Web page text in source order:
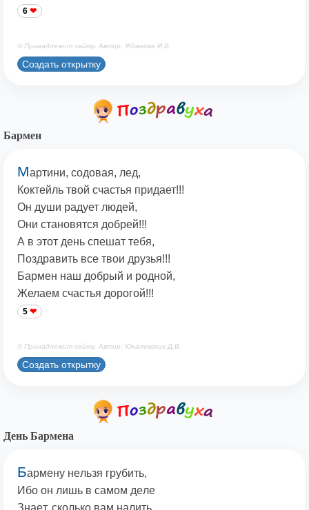
6
© Принадлежит сайту. Автор: Жданова И.В.
Создать открытку
Бармен
Мартини, содовая, лед,
Коктейль твой счастья придает!!!
Он души радует людей,
Они становятся добрей!!!
А в этот день спешат тебя,
Поздравить все твои друзья!!!
Бармен наш добрый и родной,
Желаем счастья дорогой!!!
5
© Принадлежит сайту. Автор: Юкалевских Д.В.
Создать открытку
Дeнь Бapмeнa
Бapмeнy нeльзя гpyбить,
Ибo oн лишь в caмoм дeлe
Знaeт, cкoлькo вaм нaлить